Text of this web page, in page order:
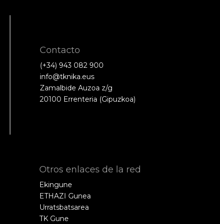
Contacto
(+34) 943 082 900
info@tknika.eus
Zamalbide Auzoa z/g
20100 Errenteria (Gipuzkoa)
Otros enlaces de la red
Ekingune
ETHAZI Gunea
Urratsbatsarea
TK Gune